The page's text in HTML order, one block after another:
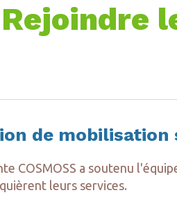
Rejoindre
de mobilisation
COSMOSS a soutenu
leurs services.